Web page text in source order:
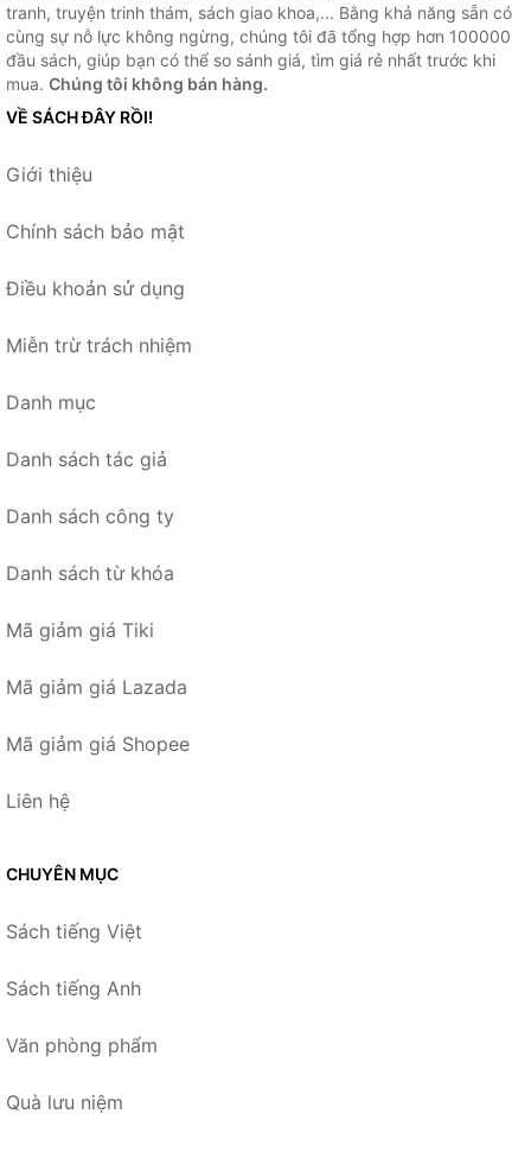
tranh, truyện trinh thám, sách giao khoa,... Bằng khả năng sẵn có
cùng sự nỗ lực không ngừng, chúng tôi đã tổng hợp hơn 100000
đầu sách, giúp bạn có thể so sánh giá, tìm giá rẻ nhất trước khi
mua. Chúng tôi không bán hàng.
VỀ SÁCH ĐÂY RỒI!
Giới thiệu
Chính sách bảo mật
Điều khoản sử dụng
Miễn trừ trách nhiệm
Danh mục
Danh sách tác giả
Danh sách công ty
Danh sách từ khóa
Mã giảm giá Tiki
Mã giảm giá Lazada
Mã giảm giá Shopee
Liên hệ
CHUYÊN MỤC
Sách tiếng Việt
Sách tiếng Anh
Văn phòng phẩm
Quà lưu niệm